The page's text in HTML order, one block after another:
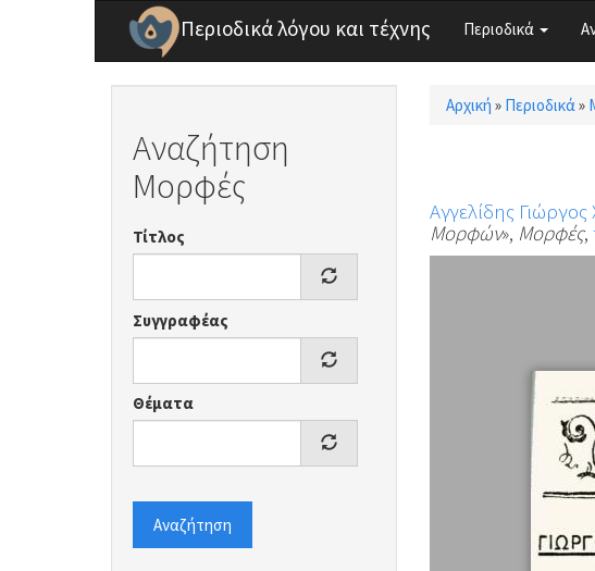
Παράκαμψη προς το κυρίως περιεχόμενο
Περιοδικά λόγου και τέχνης Περιοδικά
Αναζήτηση
Μορφές
Τίτλος
Συγγραφέας
Θέματα
Αναζήτηση
Είστε εδώ
Αρχική » Περιοδικά»
Αγγελίδης Γιώργος
Μορφών», Μορφές,